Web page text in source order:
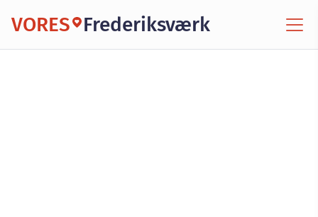
VORES Frederiksværk